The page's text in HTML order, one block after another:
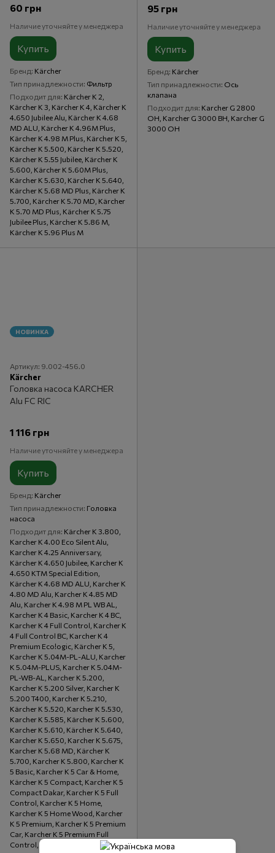
60 грн
Наличие уточняйте у менеджера
Купить
Бренд Kärcher
Тип принадлежности Фильтр
Подходит для Kärcher K 2,
Kärcher K 3, Kärcher K 4, Kärcher K
4.650 Jubilee Alu, Kärcher K 4.68
MD ALU, Kärcher K 4.96M Plus,
Kärcher K 4.98 M Plus, Kärcher K 5,
Kärcher K 5.500, Kärcher K 5.520,
Kärcher K 5.55 Jubilee, Kärcher K
5.600, Kärcher K 5.60M Plus,
Kärcher K 5.630, Kärcher K 5.640,
Kärcher K 5.68 MD Plus, Kärcher K
5.700, Kärcher K 5.70 MD, Kärcher
K 5.70 MD Plus, Kärcher K 5.75
Jubilee Plus, Kärcher K 5.86 M,
Kärcher K 5.96 Plus M
95 грн
Наличие уточняйте у менеджера
Купить
Бренд Kärcher
Тип принадлежности Ось
клапана
Подходит для Karcher G 2800
OH, Karcher G 3000 BH, Karcher G
3000 OH
НОВИНКА
Артикул: 9.002-456.0
Kärcher
Головка насоса KARCHER
Alu FC RIC
1 116 грн
Наличие уточняйте у менеджера
Купить
Бренд Kärcher
Тип принадлежности Головка
насоса
Подходит для Kärcher K 3.800,
Karcher K 4.00 Eco Silent Alu,
Karcher K 4.25 Anniversary,
Kärcher K 4.650 Jubilee, Karcher K
4.650 KTM Special Edition,
Kärcher K 4.68 MD ALU, Karcher K
4.80 MD Alu, Karcher K 4.85 MD
Alu, Karcher K 4.98 M PL WB AL,
Karcher K 4 Basic, Karcher K 4 BC,
Karcher K 4 Full Control, Karcher K
4 Full Control BC, Karcher K 4
Premium Eco!ogic, Kärcher K 5,
Karcher K 5.04M-PL-ALU, Karcher
K 5.04M-PLUS, Karcher K 5.04M-
PL-WB-AL, Karcher K 5.200,
Karcher K 5.200 Silver, Karcher K
5.200 T400, Karcher K 5.210,
Kärcher K 5.520, Karcher K 5.530,
Karcher K 5.585, Kärcher K 5.600,
Karcher K 5.610, Kärcher K 5.640,
Karcher K 5.650, Karcher K 5.675,
Karcher K 5.68 MD, Kärcher K
5.700, Karcher K 5.800, Karcher K
5 Basic, Karcher K 5 Car & Home,
Kärcher K 5 Compact, Karcher K 5
Compact Dakar, Karcher K 5 Full
Control, Karcher K 5 Home,
Karcher K 5 Home Wood, Karcher
K 5 Premium, Karcher K 5 Premium
Car, Karcher K 5 Premium Full
Control, Karcher K 5 Premium